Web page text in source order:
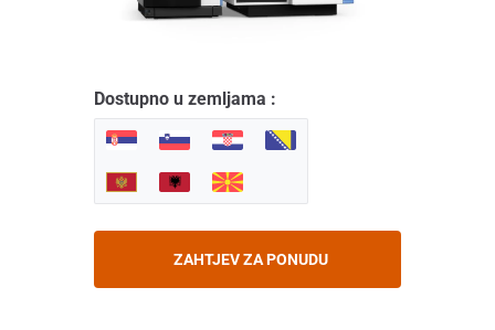
Dostupno u zemljama :
ZAHTJEV ZA PONUDU